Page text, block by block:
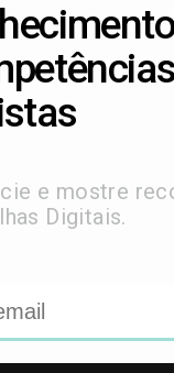
e mostre
Digitais.